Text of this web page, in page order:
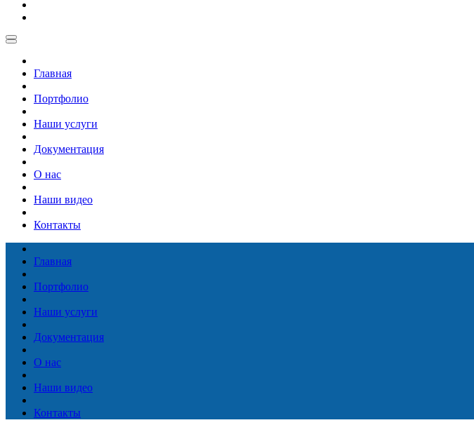
Главная
Портфолио
Наши услуги
Документация
О нас
Наши видео
Контакты
Главная
Портфолио
Наши услуги
Документация
О нас
Наши видео
Контакты